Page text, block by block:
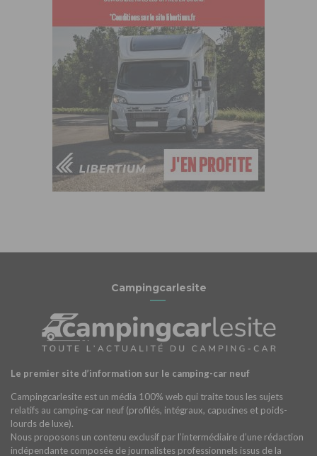
Campingcarlesite
Le premier site d’information sur le camping-car neuf
Campingcarlesite est un média 100% web qui traite tous les sujets
relatifs au camping-car neuf (profilés, intégraux, capucines et poids-
lourds de luxe).
Nous proposons un contenu exclusif par l’intermédiaire d’une rédaction
indépendante composée de journalistes professionnels issus de la